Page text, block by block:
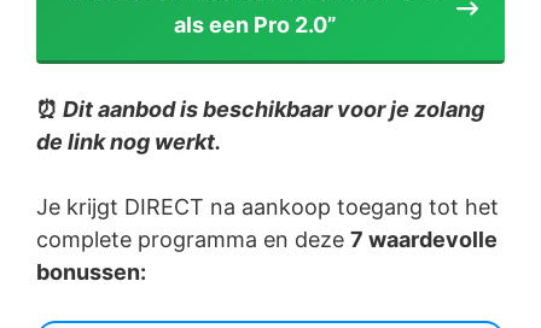
als een Pro 2.0”
⏰ Dit aanbod is beschikbaar voor je zolang
de link nog werkt.
Je krijgt DIRECT na aankoop toegang tot het
complete programma en deze 7 waardevolle
bonussen: